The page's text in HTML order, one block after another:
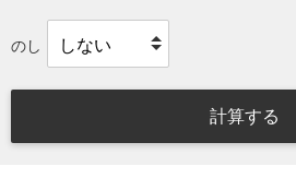
のし
計算する